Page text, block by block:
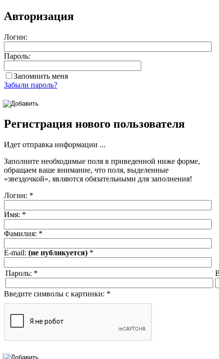
Авторизация
Логин:
Пароль:
Запомнить меня
Забыли пароль?
Регистрация нового пользователя
Идет отправка информации ...
Заполните необходимые поля в приведенной ниже форме,
обращаем ваше внимание, что поля, выделенные
«звездочкой», являются обязательными для заполнения!
Логин: *
Имя: *
Фамилия: *
E-mail: (не публикуется) *
Пароль: *
Введите символы с картинки: *